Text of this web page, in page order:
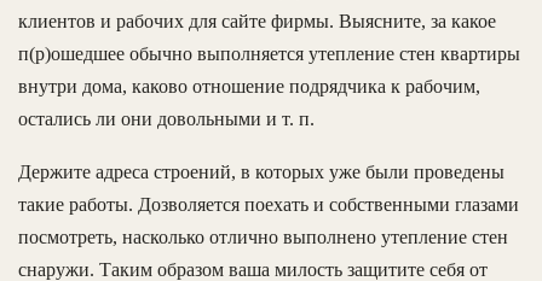
клиентов и рабочих для сайте фирмы. Выясните, за какое
п(р)ошедшее обычно выполняется утепление стен квартиры
внутри дома, каково отношение подрядчика к рабочим,
остались ли они довольными и т. п.
Держите адреса строений, в которых уже были проведены
такие работы. Дозволяется поехать и собственными глазами
посмотреть, насколько отлично выполнено утепление стен
снаружи. Таким образом ваша милость защитите себя от